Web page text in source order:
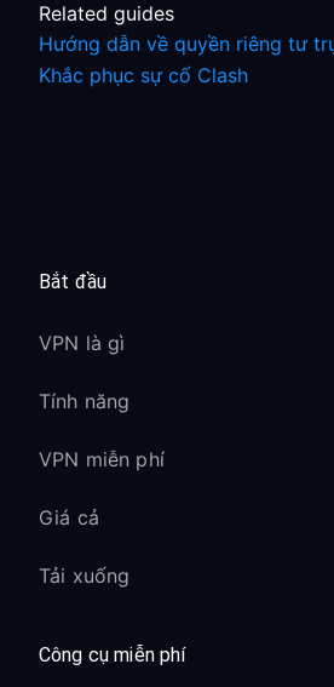
Related guides
Hướng dẫn về quyền riêng tư
Khắc phục sự cố Clash
Bắt đầu
VPN là gì
Tính năng
VPN miễn phí
Giá cả
Tải xuống
Công cụ miễn phí